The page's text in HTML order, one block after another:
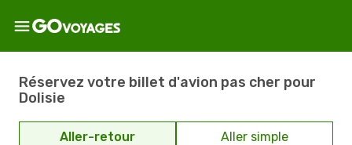
Réservez votre billet d'avion pas cher pour
Dolisie
Aller-retour Aller simple